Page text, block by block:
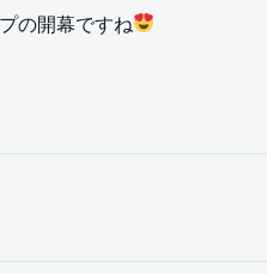
の開幕ですね